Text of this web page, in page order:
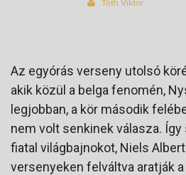
Tóth Viktor
Az egyórás verseny utolsó
akik közül a belga fenomén,
legjobban, a kör második
nem volt senkinek válasza.
fiatal világbajnokot, Niels
versenyeken felváltva aratják